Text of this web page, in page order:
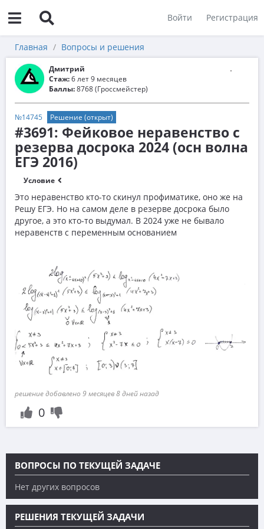
Войти Регистрация
Главная Вопросы и решения
Дмитрий
Стаж:6 лет 9 месяцев
Баллы:8768 (Гроссмейстер)
№14745 Решение (открыт)
#3691: Фейковое неравенство с
резерва досрока 2024 (осн волна
ЕГЭ 2016)
Условие
Это неравенство кто-то скинул профиматике, оно же на
Решу ЕГЭ. Но на самом деле в резерве досрока было
другое, а это кто-то выдумал. В 2024 уже не бывало
неравенств с переменным основанием
решение добавлено 9 месяцев 8 дней назад
0
ВОПРОСЫ ПО ТЕКУЩЕЙ ЗАДАЧЕ
Нет других вопросов
РЕШЕНИЯ ТЕКУЩЕЙ ЗАДАЧИ